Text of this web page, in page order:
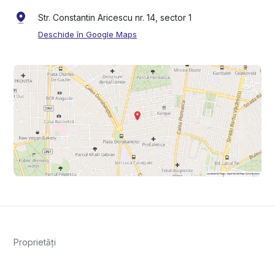
Str. Constantin Aricescu nr. 14, sector 1
Deschide în Google Maps
Proprietăți